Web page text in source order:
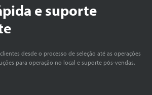
e suporte
clientes desde o processo de seleção até as operações
para operação no local e suporte pós-vendas.